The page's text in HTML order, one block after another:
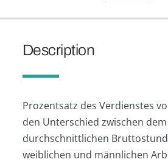
Description
Prozentsatz des Verdienstes
den Unterschied zwischen dem
durchschnittlichen
weiblichen und männlichen